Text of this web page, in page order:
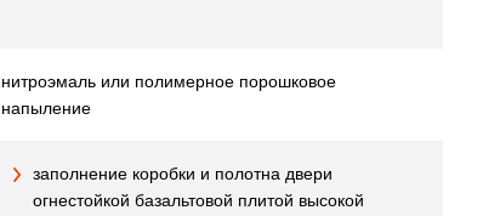
нитроэмаль или полимерное порошковое
напыление
заполнение коробки и полотна двери
огнестойкой базальтовой плитой высокой